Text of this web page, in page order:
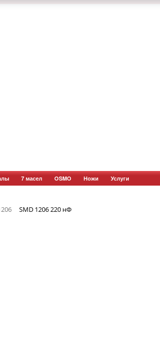
7 масел OSMO Ножи Услуги
SMD 1206 220 нФ